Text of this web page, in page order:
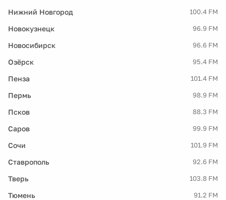
Нижний Новгород 100.4 FM
Новокузнецк 96.9 FM
Новосибирск 96.6 FM
Озёрск 95.4 FM
Пенза 101.4 FM
Пермь 98.9 FM
Псков 88.3 FM
Саров 99.9 FM
Сочи 101.9 FM
Ставрополь 92.6 FM
Тверь 103.8 FM
Тюмень 91.2 FM